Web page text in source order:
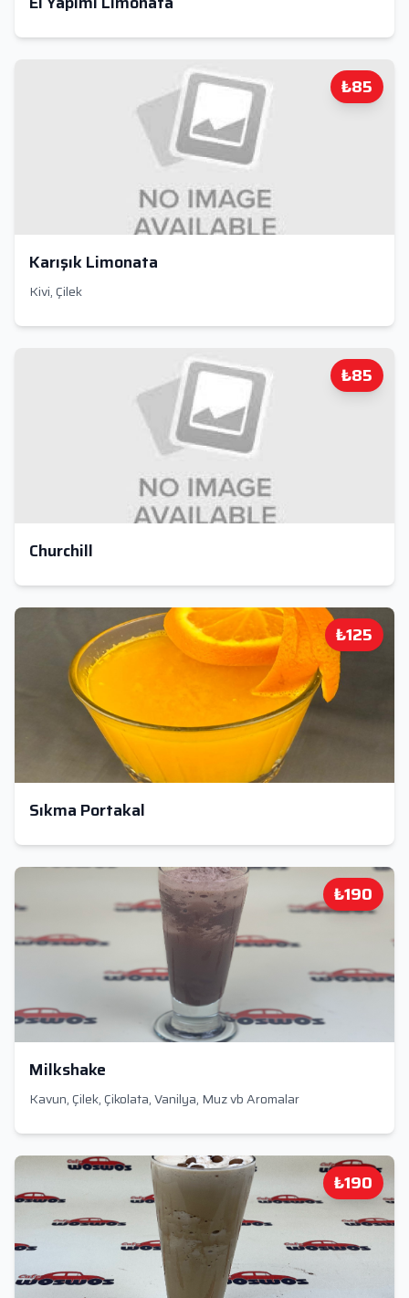
₺85
Karışık Limonata
Kivi, Çilek
₺85
Churchill
₺125
Sıkma Portakal
₺190
Milkshake
Kavun, Çilek, Çikolata, Vanilya, Muz vb Aromalar
₺190